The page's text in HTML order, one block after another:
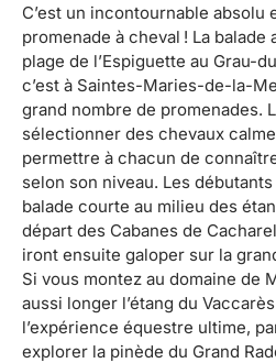
C’est un incontournable absolu
promenade à cheval ! La
plage de l’Espiguette au Grau-
c’est à Saintes-Maries-de-la-
grand nombre de promenades.
sélectionner des chevaux
permettre à chacun de
selon son niveau. Les
balade courte au milieu des
départ des Cabanes de
iront ensuite galoper sur la
Si vous montez au domaine de
aussi longer l’étang du
l’expérience équestre ultime,
explorer la pinède du Grand